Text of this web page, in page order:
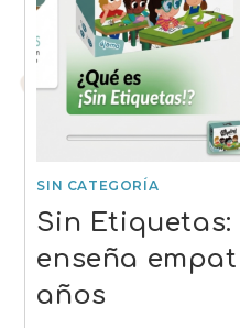
SIN CATEGORÍA
Sin
enseña
años